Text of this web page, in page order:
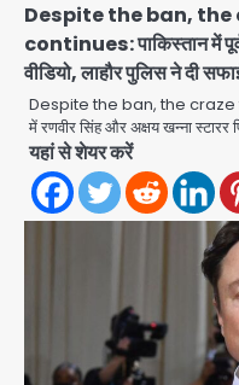
Despite the ban, the
continues: पाकिस्तान में
वीडियो, लाहौर पुलिस ने दी
Despite the ban, the craze
में रणवीर सिंह और अक्षय खन्ना स्टारर
यहां से शेयर करें
2